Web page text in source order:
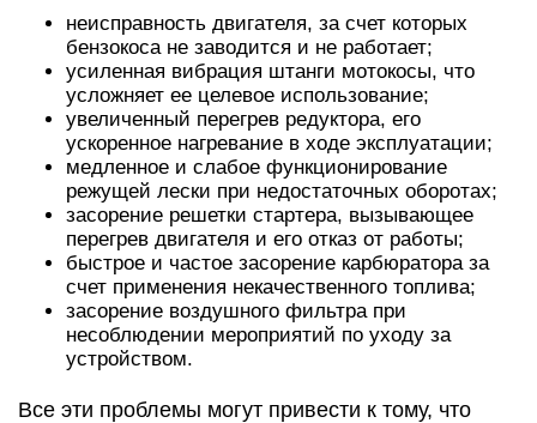
неисправность двигателя, за счет которых
бензокоса не заводится и не работает;
усиленная вибрация штанги мотокосы, что
усложняет ее целевое использование;
увеличенный перегрев редуктора, его
ускоренное нагревание в ходе эксплуатации;
медленное и слабое функционирование
режущей лески при недостаточных оборотах;
засорение решетки стартера, вызывающее
перегрев двигателя и его отказ от работы;
быстрое и частое засорение карбюратора за
счет применения некачественного топлива;
засорение воздушного фильтра при
несоблюдении мероприятий по уходу за
устройством.
Все эти проблемы могут привести к тому, что